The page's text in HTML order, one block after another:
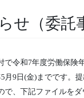
せ（委託
令和7年度労働保険
9日(金)までです。
、下記ファイルを